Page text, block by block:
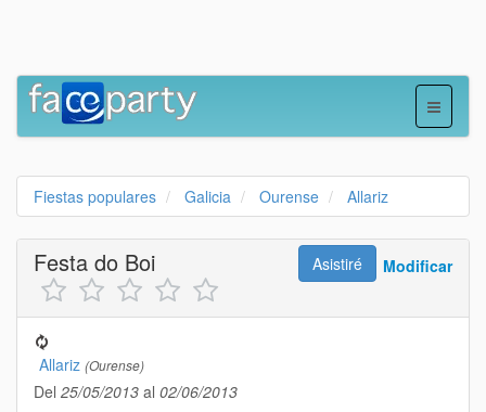
Fiestas populares Galicia Ourense Allariz
Asistiré Modificar
Festa do Boi
Allariz (Ourense)
Del 25/05/2013 al 02/06/2013